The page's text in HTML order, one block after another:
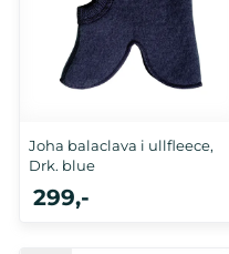
Joha balaclava i ullfleece,
Drk. blue
299,-